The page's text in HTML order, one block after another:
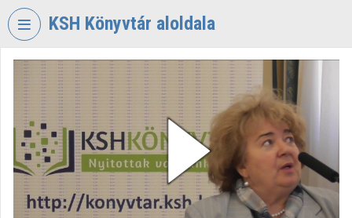
Fejléc kihagyása
KSH Könyvtár aloldala
VIDEO TORIUM
KÖZPONTI
STATISZTIKAI
HIVATAL
KÖNYVTÁR
Intézményi kezdőlap